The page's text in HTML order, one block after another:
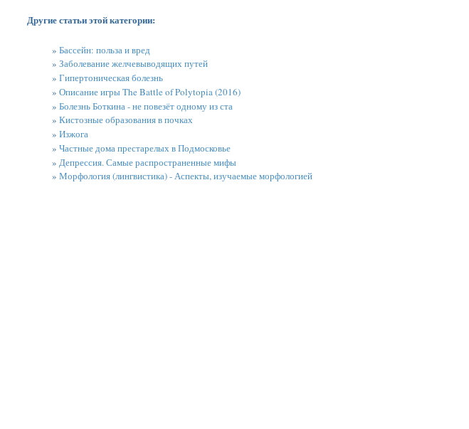
Другие статьи этой категории:
» Бассейн: польза и вред
» Заболевание желчевыводящих путей
» Гипертоническая болезнь
» Описание игры The Battle of Polytopia (2016)
» Болезнь Боткина - не повезёт одному из ста
» Кистозные образования в почках
» Изжога
» Частные дома престарелых в Подмосковье
» Депрессия. Самые распространенные мифы
» Морфология (лингвистика) - Аспекты, изучаемые морфологией